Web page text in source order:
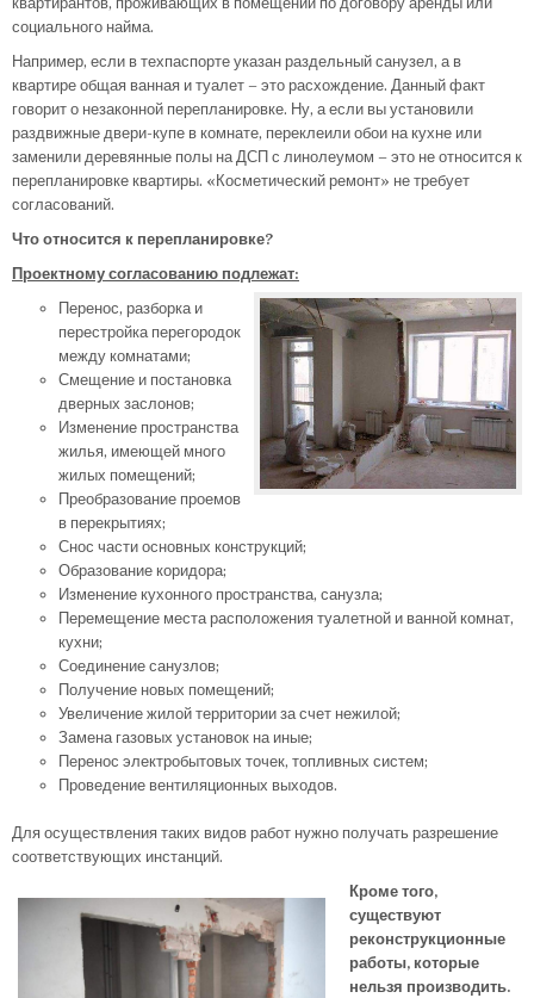
социального найма.
Например, если в техпаспорте указан раздельный санузел, а в
квартире общая ванная и туалет – это расхождение. Данный факт
говорит о незаконной перепланировке. Ну, а если вы установили
раздвижные двери-купе в комнате, переклеили обои на кухне или
заменили деревянные полы на ДСП с линолеумом – это не относится к
перепланировке квартиры. «Косметический ремонт» не требует
согласований.
Что относится к перепланировке?
Проектному согласованию подлежат:
Перенос, разборка и
перестройка перегородок
между комнатами;
Смещение и постановка
дверных заслонов;
Изменение пространства
жилья, имеющей много
жилых помещений;
Преобразование проемов
в перекрытиях;
Снос части основных конструкций;
Образование коридора;
Изменение кухонного пространства, санузла;
Перемещение места расположения туалетной и ванной комнат,
кухни;
Соединение санузлов;
Получение новых помещений;
Увеличение жилой территории за счет нежилой;
Замена газовых установок на иные;
Перенос электробытовых точек, топливных систем;
Проведение вентиляционных выходов.
Для осуществления таких видов работ нужно получать разрешение
соответствующих инстанций.
Кроме того,
существуют
реконструкционные
работы, которые
нельзя производить.